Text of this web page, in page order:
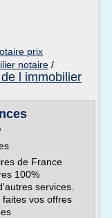
prix
notaire /
l immobilier
de France
100%
services.
vos offres